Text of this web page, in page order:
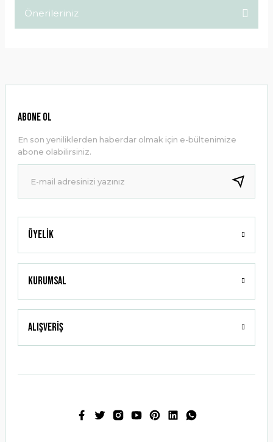
Önerileriniz
Ürün resmi kalitesiz, bozuk veya görüntülenemiyor.
Ürün bilgilerinde hatalar bulunuyor.
Ürün fiyatı diğer sitelerden daha pahalı.
Bu ürüne benzer farklı alternatifler olmalı.
Gönder
Üyelik
Kurumsal
Alışveriş
ABONE OL
En son yeniliklerden haberdar olmak için e-bültenimize
abone olabilirsiniz.